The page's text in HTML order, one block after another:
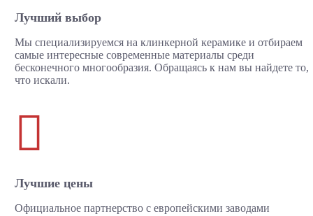
Лучший выбор
Мы специализируемся на клинкерной керамике и отбираем
самые интересные современные материалы среди
бесконечного многообразия. Обращаясь к нам вы найдете то,
что искали.

Лучшие цены
Официальное партнерство с европейскими заводами